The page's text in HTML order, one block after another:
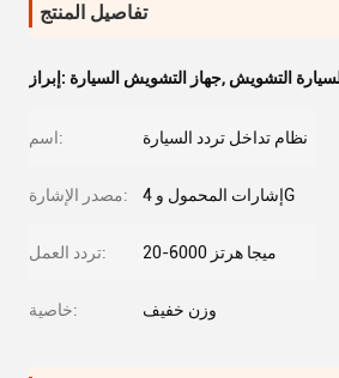
تفاصيل المنتج
إبراز: جهاز التشويش السيارة, التشويش
اسم: نظام تداخل تردد السيارة
مصدر الإشارة: إشارات المحمول و 4G
تردد العمل: 20-6000 ميجا هرتز
خاصية: وزن خفيف